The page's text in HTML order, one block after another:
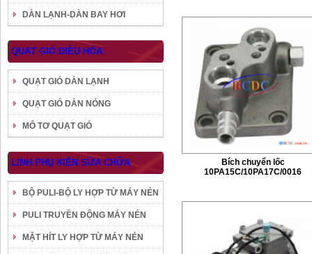
DÀN LẠNH-DÀN BAY HƠI
QUẠT GIÓ ĐIỀU HÒA
QUẠT GIÓ DÀN LẠNH
QUẠT GIÓ DÀN NÓNG
MÔ TƠ QUẠT GIÓ
LINH PHỤ KIỆN SỬA CHỮA
BỘ PULI-BỘ LY HỢP TỪ MÁY NÉN
PULI TRUYỀN ĐỘNG MÁY NÉN
MẶT HÍT LY HỢP TỪ MÁY NÉN
Bích chuyển lốc
10PA15C/10PA17C/0016